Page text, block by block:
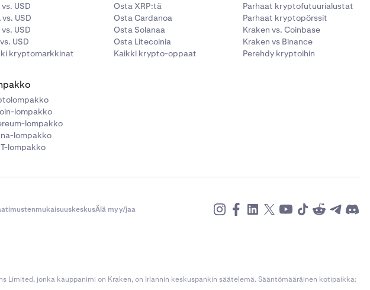
vs. USD
vs. USD
USD
USD
kryptomarkkinat
Osta XRP:tä
Osta Cardanoa
Osta Solanaa
Osta Litecoinia
Kaikki krypto-oppaat
Parhaat kryptofutuurialustat
Parhaat kryptopörssit
Kraken vs. Coinbase
Kraken vs Binance
Perehdy kryptoihin
lompakko
lompakko
lompakko
lompakko
Älä myy/jaa
Limited, jonka kauppanimi on Kraken, on Irlannin keskuspankin säätelemä. Sääntömääräinen kotipaikka: